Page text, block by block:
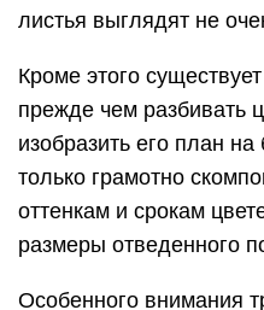
листья выглядят не
Кроме этого
прежде чем разбивать
изобразить его план
только грамотно
оттенкам и срокам
размеры отведенного
Особенного внимания